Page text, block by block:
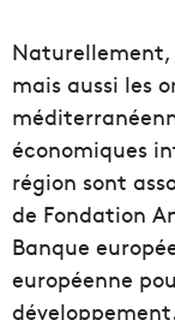
Naturellement,
mais aussi les
économiques
région sont
de Fondation
Banque
européenne